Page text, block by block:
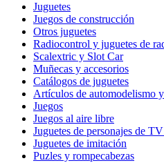
Juguetes
Juegos de construcción
Otros juguetes
Radiocontrol y juguetes de
Scalextric y Slot Car
Muñecas y accesorios
Catálogos de juguetes
Artículos de automodelismo
Juegos
Juegos al aire libre
Juguetes de personajes de
Juguetes de imitación
Puzles y rompecabezas